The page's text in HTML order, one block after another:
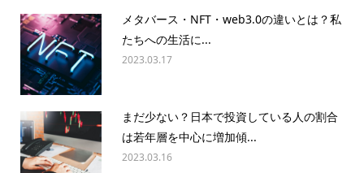
メタバース・NFT・web3.0の違いとは？私
たちへの生活に...
2023.03.17
まだ少ない？日本で投資している人の割合
は若年層を中心に増加傾...
2023.03.16